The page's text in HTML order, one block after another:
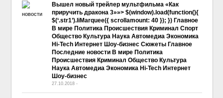
Вышел новый трейлер мультфильма «Как
приручить дракона 3»»> $(window).load(function(){
$(‘.str1’).liMarquee({ scrollamount: 40 }); }) Главное
В мире Политика Происшествия Криминал Спорт
Общество Культура Наука Автомедиа Экономика
Hi-Tech Интернет Шоу-бизнес Сюжеты Главное
Последние новости В мире Политика
Происшествия Криминал Общество Культура
Наука Автомедиа Экономика Hi-Tech Интернет
Шоу-бизнес
27.10.2018 -